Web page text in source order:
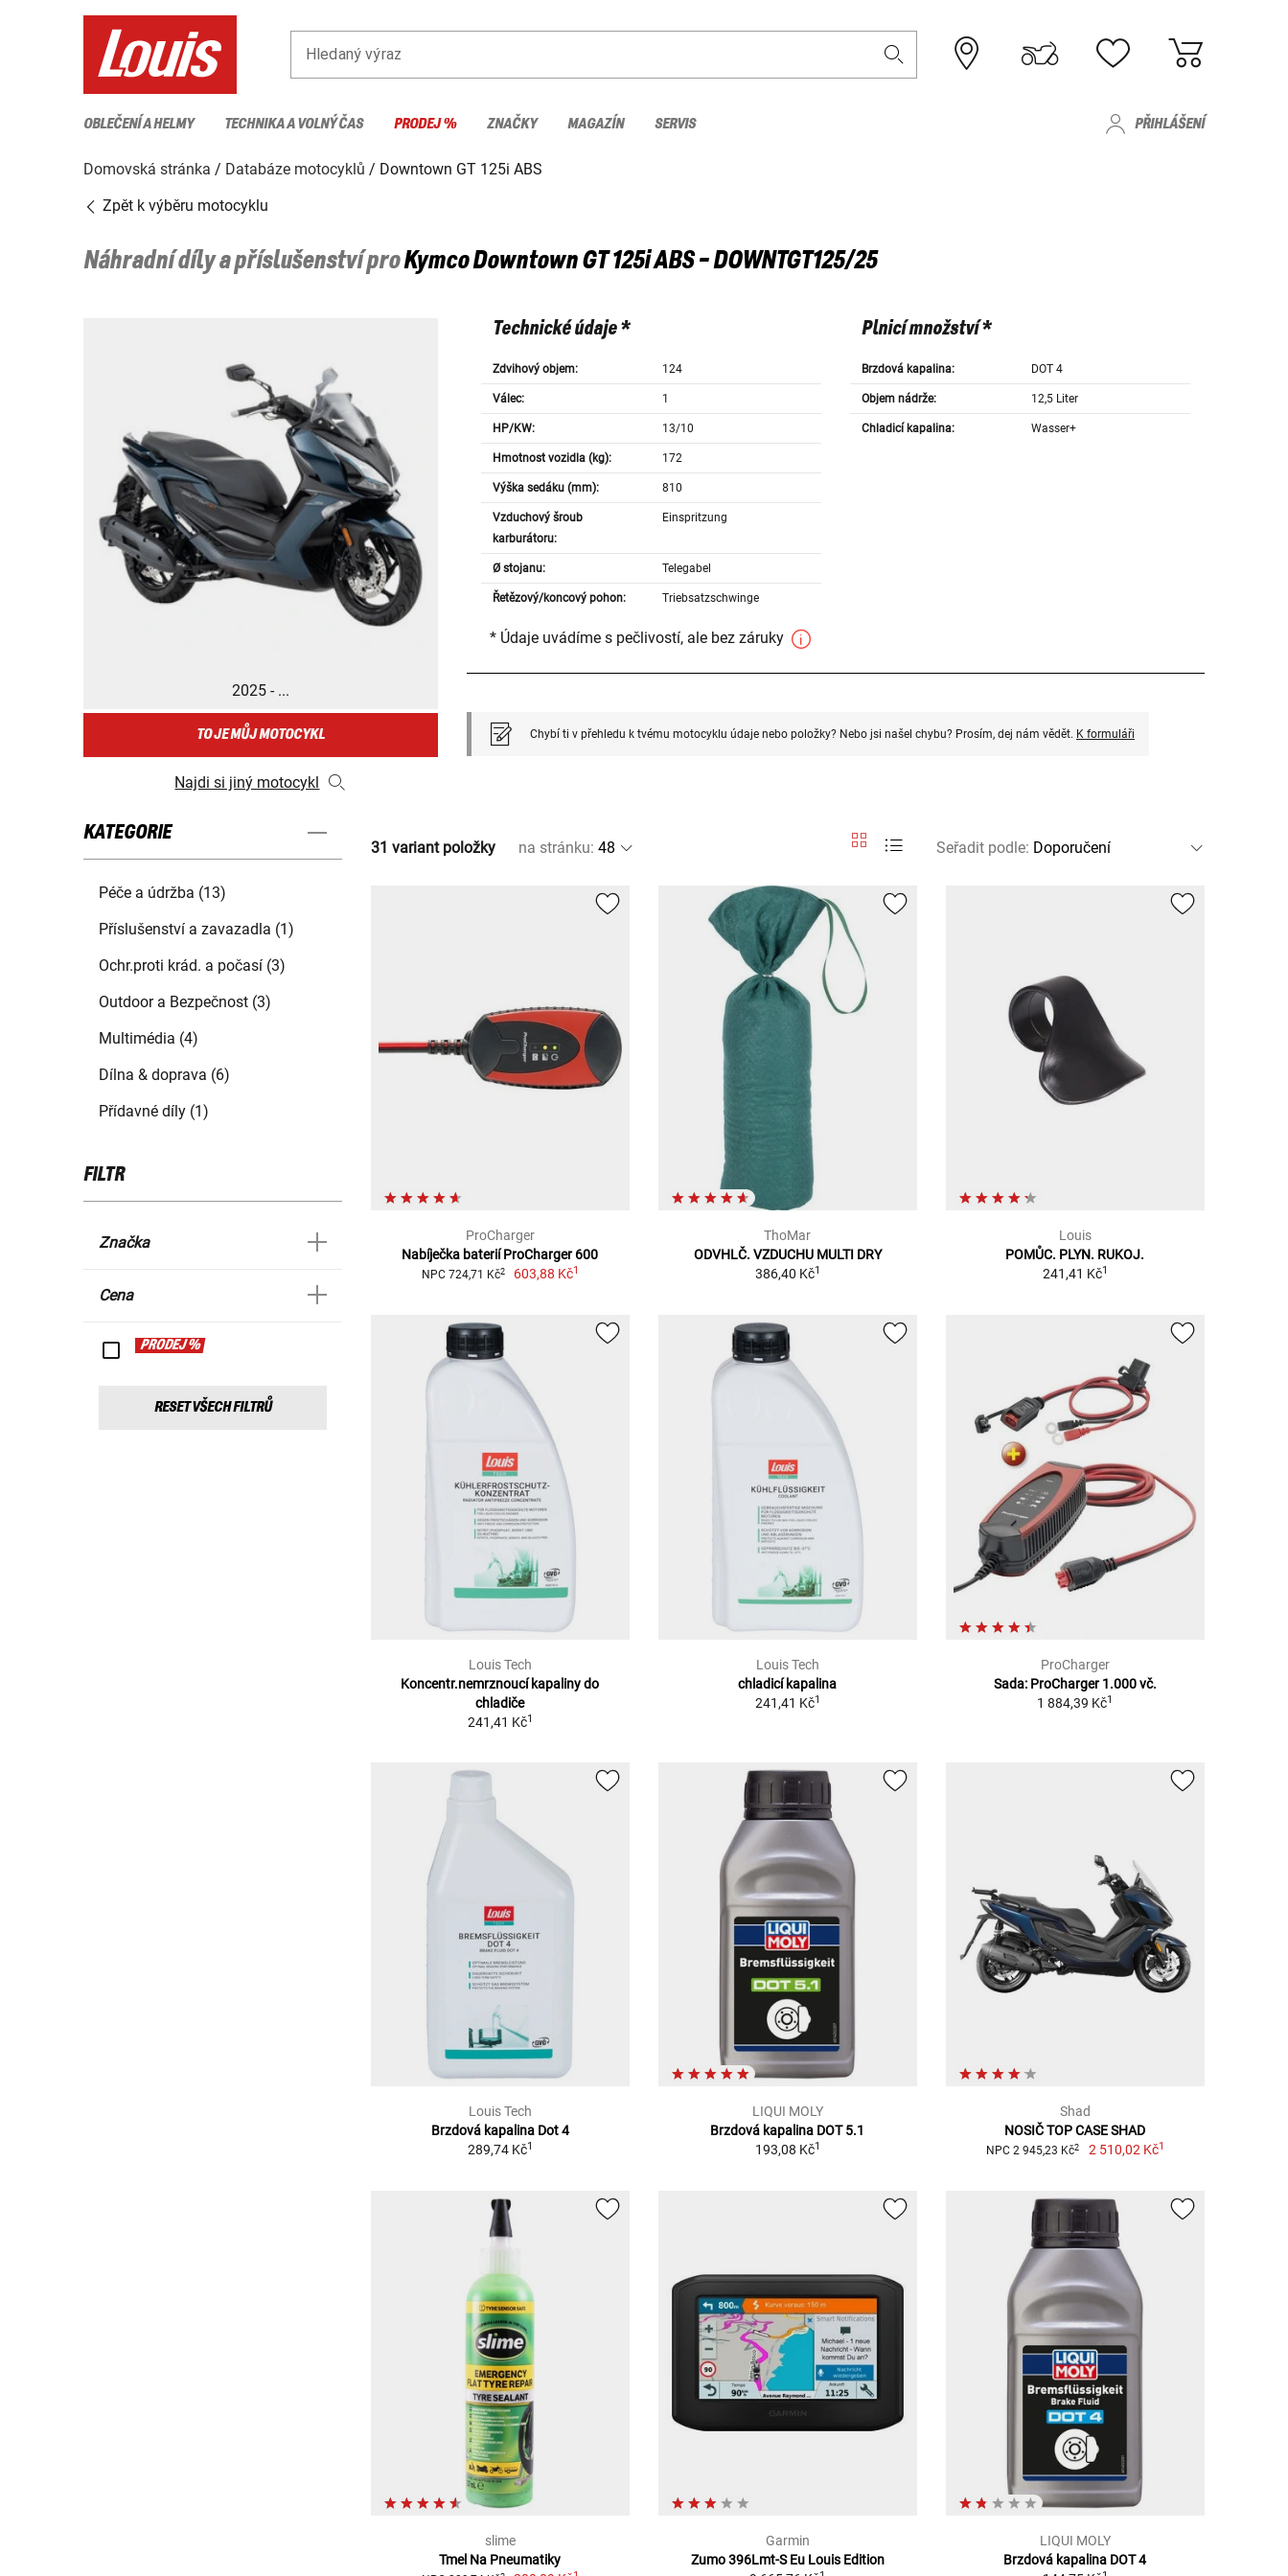
Hledaný výraz
OBLEČENÍ A HELMY TECHNIKA A VOLNÝ ČAS PRODEJ % ZNAČKY MAGAZÍN SERVIS PŘIHLÁŠENÍ
Domovská stránka Databáze motocyklů
Downtown GT 125i ABS
Zpět k výběru motocyklu
Náhradní díly a příslušenství proKymcoDowntown GT 125i ABS - DOWNTGT125/25
2025 - ...
TO JE MŮJ MOTOCYKL
Najdi si jiný motocykl
Technické údaje *
Zdvihový objem: 124
Válec: 1
HP/KW: 13/10
Hmotnost vozidla (kg): 172
Výška sedáku (mm): 810
Vzduchový šroub
karburátoru:
Einspritzung
Ø stojanu: Telegabel
Řetězový/koncový pohon: Triebsatzschwinge
Plnicí množství *
Brzdová kapalina: DOT 4
Objem nádrže: 12,5 Liter
Chladicí kapalina: Wasser+
* Údaje uvádíme s pečlivostí, ale bez záruky
Chybí ti v přehledu k tvému motocyklu údaje nebo položky? Nebo jsi našel chybu? Prosím, dej nám vědět. K formuláři
KATEGORIE
Péče a údržba (13)
Příslušenství a zavazadla (1)
Ochr.proti krád. a počasí (3)
Outdoor a Bezpečnost (3)
Multimédia (4)
Dílna & doprava (6)
Přídavné díly (1)
FILTR
Značka
Cena
PRODEJ %
RESET VŠECH FILTRŮ
31 variant položky na stránku: Seřadit podle:
ProCharger
Nabíječka baterií ProCharger 600
NPC 724,71 Kč2 603,88 Kč1
ThoMar
ODVHLČ. VZDUCHU MULTI DRY
386,40 Kč1
Louis
POMŮC. PLYN. RUKOJ.
241,41 Kč1
Louis Tech
Koncentr.nemrznoucí kapaliny do
chladiče
241,41 Kč1
Louis Tech
chladicí kapalina
241,41 Kč1
ProCharger
Sada: ProCharger 1.000 vč.
1 884,39 Kč1
Louis Tech
Brzdová kapalina Dot 4
289,74 Kč1
LIQUI MOLY
Brzdová kapalina DOT 5.1
193,08 Kč1
Shad
NOSIČ TOP CASE SHAD
NPC 2 945,23 Kč2 2 510,02 Kč1
slime
Tmel Na Pneumatiky
Garmin
Zumo 396Lmt-S Eu Louis Edition
LIQUI MOLY
Brzdová kapalina DOT 4